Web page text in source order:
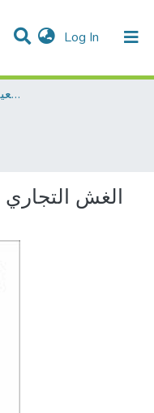
Log In (current)
Dissertations & Theses الرسائل الجامعية
الغش